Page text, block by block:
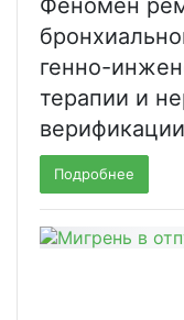
генно-
терапии и
верификации
Подробнее